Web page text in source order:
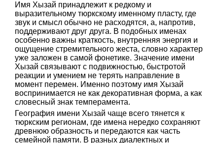
Имя Хызай принадлежит к редкому и
выразительному тюркскому именному пласту, где
звук и смысл обычно не расходятся, а, напротив,
поддерживают друг друга. В подобных именах
особенно важны краткость, внутренняя энергия и
ощущение стремительного жеста, словно характер
уже заложен в самой фонетике. Значение имени
Хызай связывают с подвижностью, быстротой
реакции и умением не терять направление в
момент перемен. Именно поэтому имя Хызай
воспринимается не как декоративная форма, а как
словесный знак темперамента.
География имени Хызай чаще всего тянется к
тюркским регионам, где имена нередко сохраняют
древнюю образность и передаются как часть
семейной памяти. В разных диалектных и